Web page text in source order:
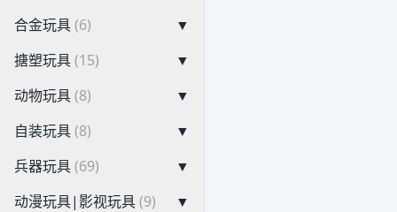
合金玩具(6)
▼
搪塑玩具(15)
▼
动物玩具(8)
▼
自装玩具(8)
▼
兵器玩具(69)
▼
动漫玩具|影视玩具(9)
▼